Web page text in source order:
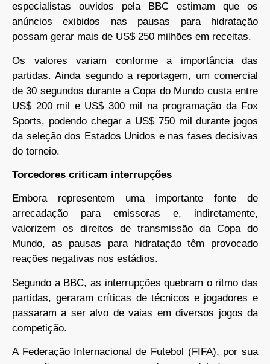
especialistas ouvidos pela BBC estimam que os
anúncios exibidos nas pausas para hidratação
possam gerar mais de US$ 250 milhões em receitas.
Os valores variam conforme a importância das
partidas. Ainda segundo a reportagem, um comercial
de 30 segundos durante a Copa do Mundo custa entre
US$ 200 mil e US$ 300 mil na programação da Fox
Sports, podendo chegar a US$ 750 mil durante jogos
da seleção dos Estados Unidos e nas fases decisivas
do torneio.
Torcedores criticam interrupções
Embora representem uma importante fonte de
arrecadação para emissoras e, indiretamente,
valorizem os direitos de transmissão da Copa do
Mundo, as pausas para hidratação têm provocado
reações negativas nos estádios.
Segundo a BBC, as interrupções quebram o ritmo das
partidas, geraram críticas de técnicos e jogadores e
passaram a ser alvo de vaias em diversos jogos da
competição.
A Federação Internacional de Futebol (FIFA), por sua